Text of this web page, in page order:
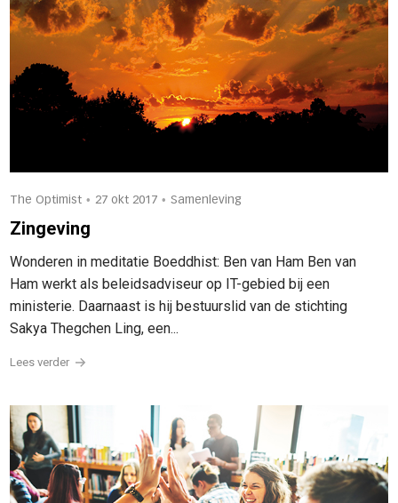
The Optimist • 27 okt 2017 • Samenleving
Zingeving
Wonderen in meditatie Boeddhist: Ben van Ham Ben van
Ham werkt als beleidsadviseur op IT-gebied bij een
ministerie. Daarnaast is hij bestuurslid van de stichting
Sakya Thegchen Ling, een...
Lees verder